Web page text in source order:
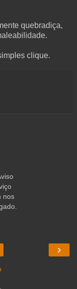
quebradiça,
clique.
nos
›
.